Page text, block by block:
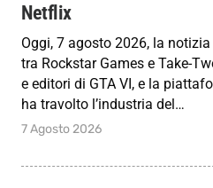
Netflix
Oggi, 7 agosto 2026, la
tra Rockstar Games e Take-
e editori di GTA VI, e la
ha travolto l’industria del…
7 Agosto 2026